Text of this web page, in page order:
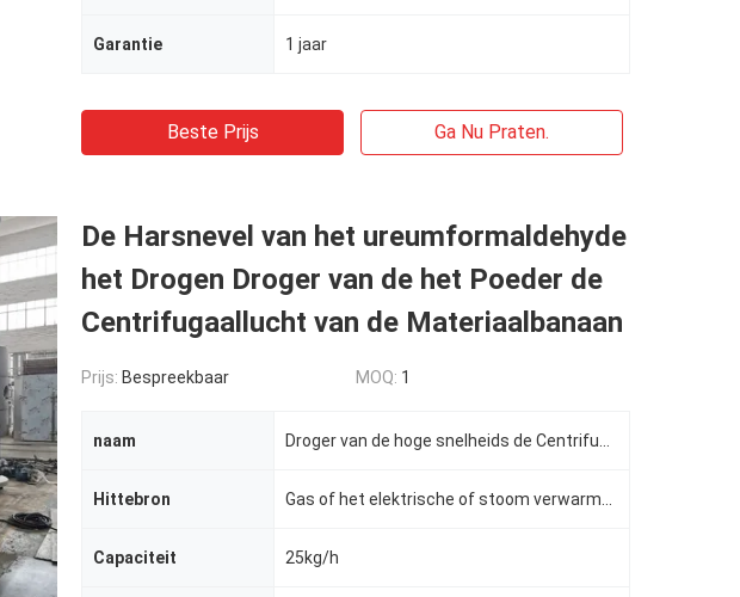
Garantie 1 jaar
Beste Prijs Ga Nu Praten.
De Harsnevel van het ureumformaldehyde
het Drogen Droger van de het Poeder de
Centrifugaallucht van de Materiaalbanaan
Prijs: Bespreekbaar MOQ: 1
naam
Hittebron
Capaciteit 25kg/h